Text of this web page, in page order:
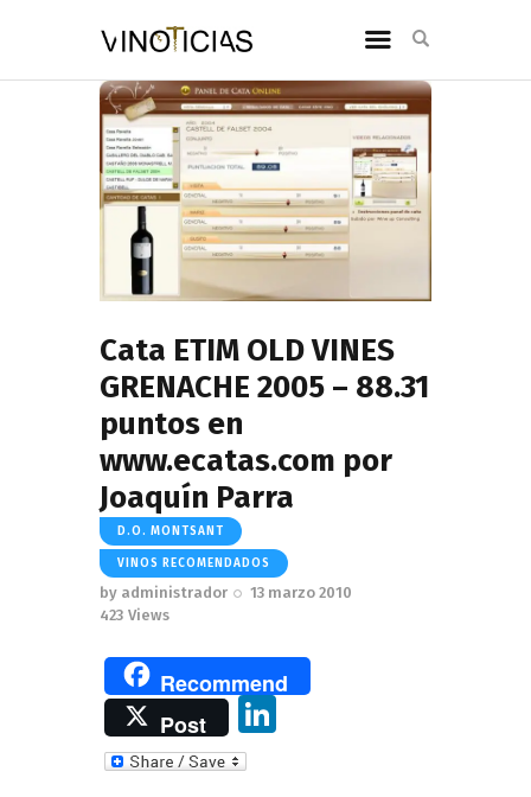
Cata ETIM OLD VINES
GRENACHE 2005 – 88.31
puntos en
www.ecatas.com por
Joaquín Parra
D.O. MONTSANT
VINOS RECOMENDADOS
by administrador
13 marzo 2010
423 Views
Recommend
Post